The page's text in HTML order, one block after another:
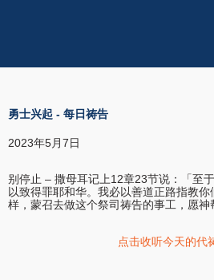
勇士兴起 - 每日祷告
2023年5月7日
别停止 – 撒母耳记上12章23节说：「至
以致得罪耶和华。我必以善道正路指教
样，蒙召去做这个祭司祷告的事工，愿神
点击收听今天的代